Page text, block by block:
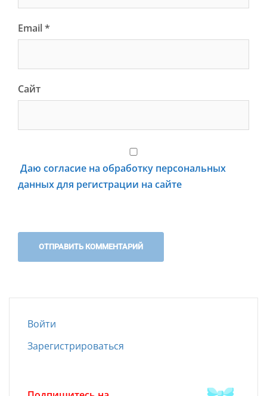
Email*
Сайт
Даю согласие на обработку персональных
данных для регистрации на сайте
Войти
Зарегистрироваться